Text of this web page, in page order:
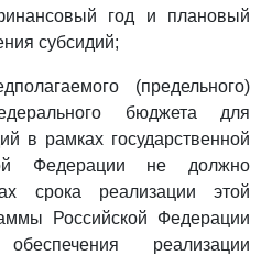
год и плановый
субсидий;
(предельного)
бюджета для
в рамках государственной
Федерации не должно
срока реализации этой
Российской Федерации
реализации